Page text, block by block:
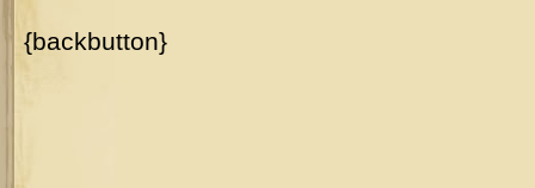
{backbutton}